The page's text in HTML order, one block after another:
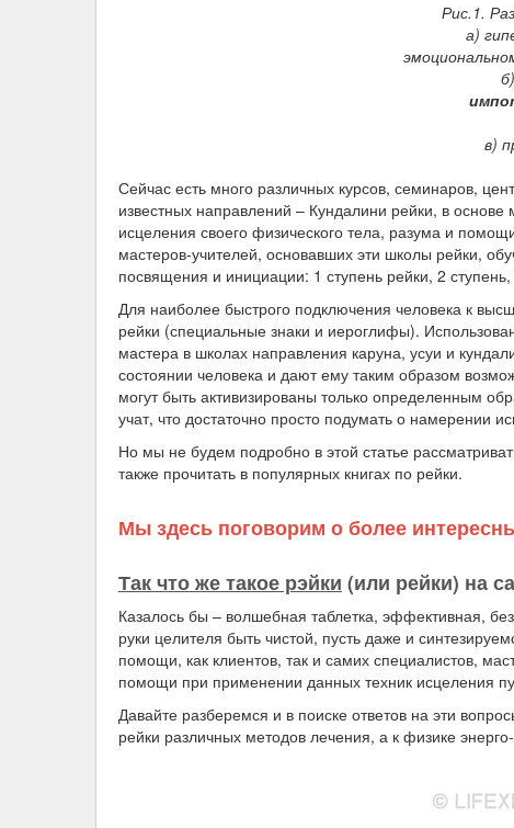
Рис.1.
а)
в)
Сейчас есть много различных курсов, семинаров,
известных направлений – Кундалини рейки, в
исцеления своего физического тела, разума и
мастеров-учителей, основавших эти школы рейки,
посвящения и инициации: 1 ступень рейки, 2 ступень,
Для наиболее быстрого подключения человека к
рейки (специальные знаки и иероглифы).
мастера в школах направления каруна, усуи и
состоянии человека и дают ему таким образом
могут быть активизированы только определенным
учат, что достаточно просто подумать о намерении
Но мы не будем подробно в этой статье
также прочитать в популярных книгах по рейки.
Мы здесь поговорим о более
Так что же такое рэйки (или рейки) на
Казалось бы – волшебная таблетка, эффективная,
руки целителя быть чистой, пусть даже и
помощи, как клиентов, так и самих специалистов,
помощи при применении данных техник исцеления
Давайте разберемся и в поиске ответов на эти
рейки различных методов лечения, а к физике